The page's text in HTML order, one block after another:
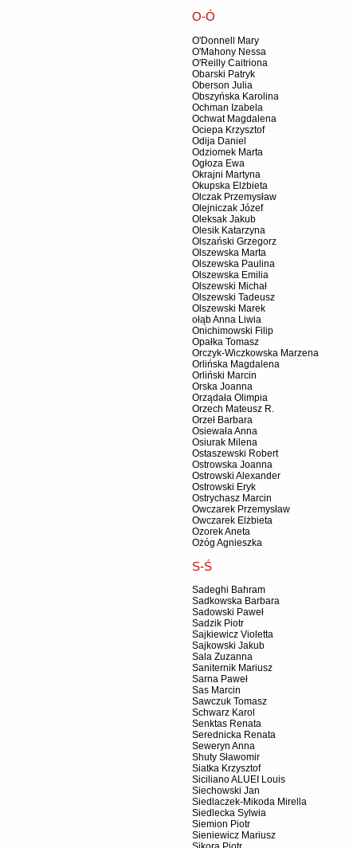
O-Ó
O'Donnell Mary
O'Mahony Nessa
O'Reilly Caitriona
Obarski Patryk
Oberson Julia
Obszyńska Karolina
Ochman Izabela
Ochwat Magdalena
Ociepa Krzysztof
Odija Daniel
Odziomek Marta
Ogłoza Ewa
Okrajni Martyna
Okupska Elżbieta
Olczak Przemysław
Olejniczak Józef
Oleksak Jakub
Olesik Katarzyna
Olszański Grzegorz
Olszewska Marta
Olszewska Paulina
Olszewska Emilia
Olszewski Michał
Olszewski Tadeusz
Olszewski Marek
ołąb Anna Liwia
Onichimowski Filip
Opałka Tomasz
Orczyk-Wiczkowska Marzena
Orlińska Magdalena
Orliński Marcin
Orska Joanna
Orządała Olimpia
Orzech Mateusz R.
Orzeł Barbara
Osiewała Anna
Osiurak Milena
Ostaszewski Robert
Ostrowska Joanna
Ostrowski Alexander
Ostrowski Eryk
Ostrychasz Marcin
Owczarek Przemysław
Owczarek Elżbieta
Ozorek Aneta
Ożóg Agnieszka
S-Ś
Sadeghi Bahram
Sadkowska Barbara
Sadowski Paweł
Sadzik Piotr
Sajkiewicz Violetta
Sajkowski Jakub
Sala Zuzanna
Saniternik Mariusz
Sarna Paweł
Sas Marcin
Sawczuk Tomasz
Schwarz Karol
Senktas Renata
Serednicka Renata
Seweryn Anna
Shuty Sławomir
Siatka Krzysztof
Siciliano ALUEI Louis
Siechowski Jan
Siedlaczek-Mikoda Mirella
Siedlecka Sylwia
Siemion Piotr
Sieniewicz Mariusz